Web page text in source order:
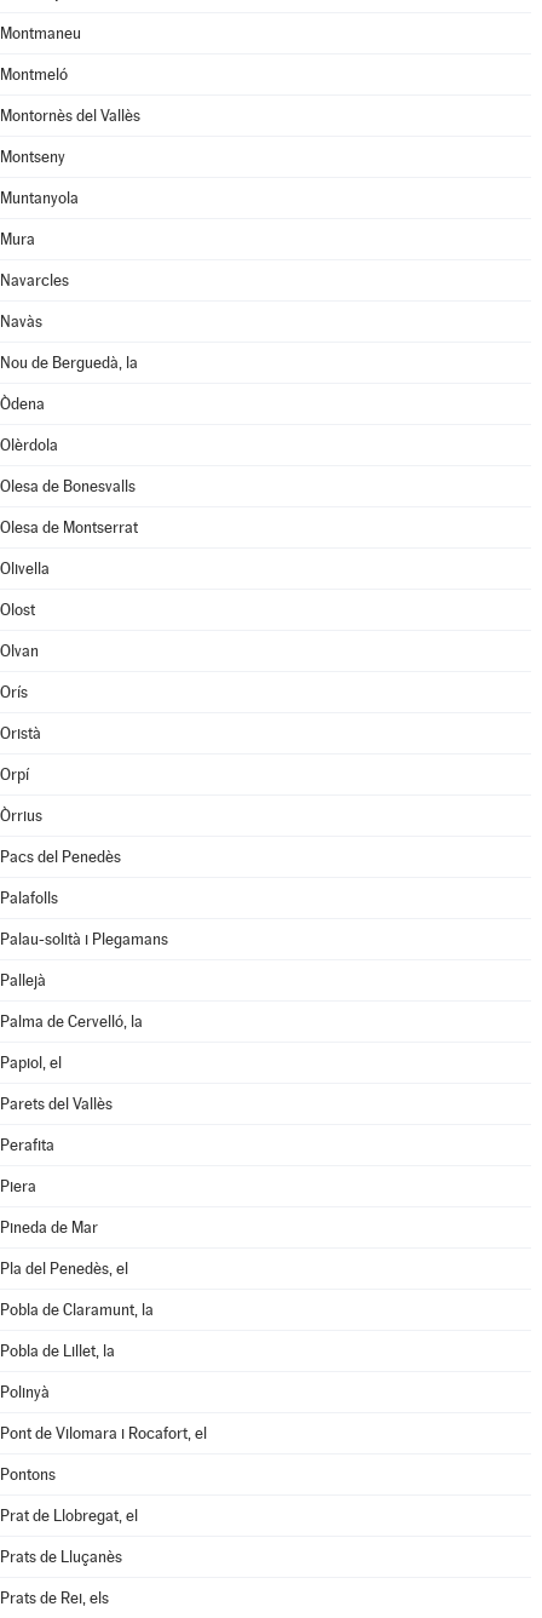
Montmaneu
Montmeló
Montornès del Vallès
Montseny
Muntanyola
Mura
Navarcles
Navàs
Nou de Berguedà, la
Òdena
Olèrdola
Olesa de Bonesvalls
Olesa de Montserrat
Olivella
Olost
Olvan
Orís
Oristà
Orpí
Òrrius
Pacs del Penedès
Palafolls
Palau-solità i Plegamans
Pallejà
Palma de Cervelló, la
Papiol, el
Parets del Vallès
Perafita
Piera
Pineda de Mar
Pla del Penedès, el
Pobla de Claramunt, la
Pobla de Lillet, la
Polinyà
Pont de Vilomara i Rocafort, el
Pontons
Prat de Llobregat, el
Prats de Lluçanès
Prats de Rei, els